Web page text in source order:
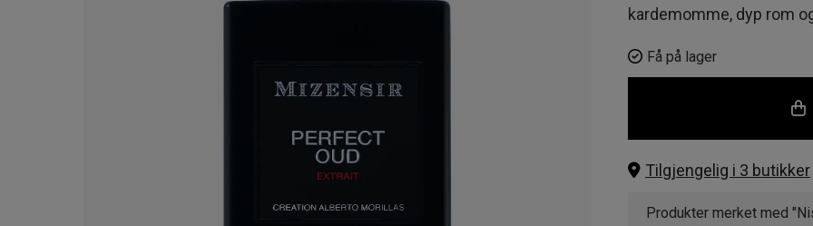
kardemomme, dyp rom
Få på lager
Tilgjengelig i 3 butikker
Produkter merket med